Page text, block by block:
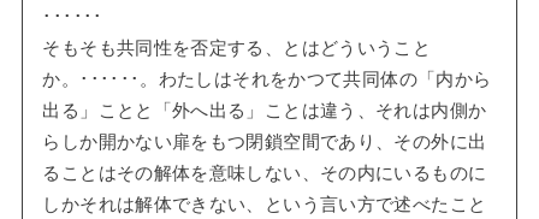
･･････
そもそも共同性を否定する、とはどういうこと
か。･･････。わたしはそれをかつて共同体の「内から
出る」ことと「外へ出る」ことは違う、それは内側か
らしか開かない扉をもつ閉鎖空間であり、その外に出
ることはその解体を意味しない、その内にいるものに
しかそれは解体できない、という言い方で述べたこと